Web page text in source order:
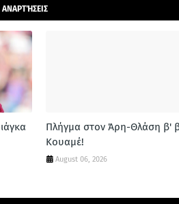
Πλήγμα στον Άρη-Θλάση β'
Κουαμέ!
August 06, 2026